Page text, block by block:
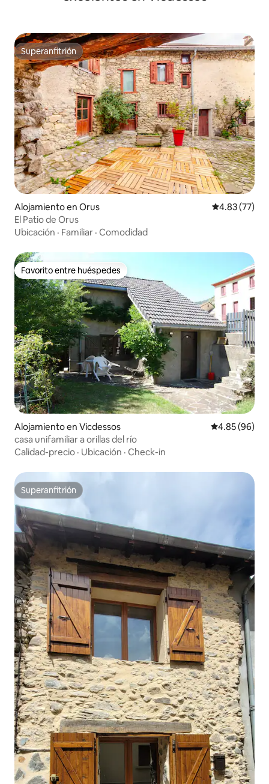
Superanfitrión
Superanfitrión
Alojamiento en Orus Calificación
4.83 (77)
El Patio de Orus
Ubicación · Familiar · Comodidad
Favorito entre huéspedes
Favorito entre huéspedes
Alojamiento en Vicdessos Calificación
4.85 (96)
casa unifamiliar a orillas del río
Calidad-precio · Ubicación · Check-in
Superanfitrión
Superanfitrión